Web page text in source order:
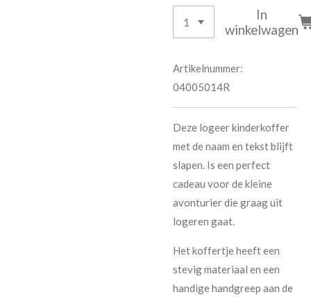
In
winkelwagen
Artikelnummer:
04005014R
Deze logeer kinderkoffer
met de naam en tekst blijft
slapen. Is een perfect
cadeau voor de kleine
avonturier die graag uit
logeren gaat.
Het koffertje heeft een
stevig materiaal en een
handige handgreep aan de